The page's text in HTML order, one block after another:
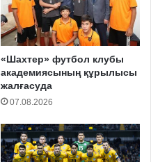
«Шахтер» футбол клубы
академиясының құрылысы
жалғасуда
07.08.2026